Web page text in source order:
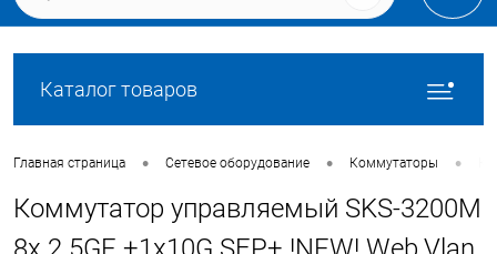
Каталог товаров
Главная страница • Сетевое оборудование • Коммутаторы •
Коммутатор управляемый SKS-3200M